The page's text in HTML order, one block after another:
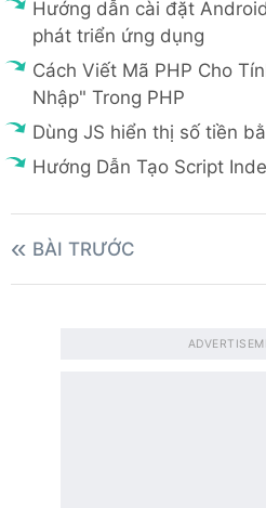
Hướng dẫn cài đặt
phát triển ứng dụng
Cách Viết Mã PHP Cho
Nhập" Trong PHP
Dùng JS hiển thị số tiền
Hướng Dẫn Tạo Script
BÀI TRƯỚC